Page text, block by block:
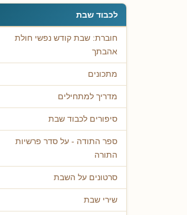
לכבוד שבת
חוברת: שבת קודש נפשי חולת
אהבתך
מתכונים
מדריך למתחילים
סיפורים לכבוד שבת
ספר התודה - על סדר פרשיות
התורה
סרטונים על השבת
שירי שבת